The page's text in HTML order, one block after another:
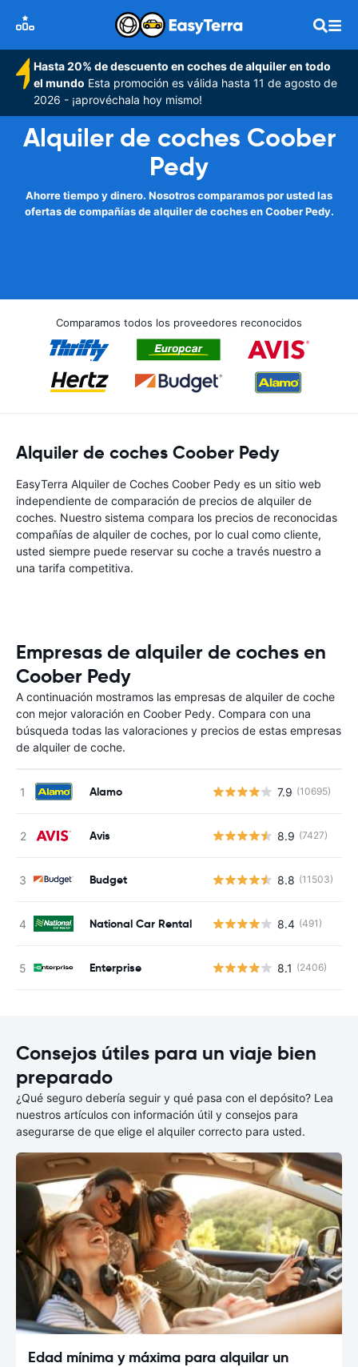
Hasta 20% de descuento en coches de alquiler en todo
el mundo Esta promoción es válida hasta 11 de agosto de
2026 - ¡aprovéchala hoy mismo!
Alquiler de coches Coober
Pedy
Ahorre tiempo y dinero. Nosotros comparamos por usted las
ofertas de compañías de alquiler de coches en Coober Pedy.
Comparamos todos los proveedores reconocidos
Alquiler de coches Coober Pedy
EasyTerra Alquiler de Coches Coober Pedy es un sitio web
independiente de comparación de precios de alquiler de
coches. Nuestro sistema compara los precios de reconocidas
compañías de alquiler de coches, por lo cual como cliente,
usted siempre puede reservar su coche a través nuestro a
una tarifa competitiva.
Empresas de alquiler de coches en
Coober Pedy
A continuación mostramos las empresas de alquiler de coche
con mejor valoración en Coober Pedy. Compara con una
búsqueda todas las valoraciones y precios de estas empresas
de alquiler de coche.
Alamo 7.9 (10695)
Avis 8.9 (7427)
Budget 8.8 (11503)
National Car Rental 8.4 (491)
Enterprise 8.1 (2406)
Consejos útiles para un viaje bien
preparado
¿Qué seguro debería seguir y qué pasa con el depósito? Lea
nuestros artículos con información útil y consejos para
asegurarse de que elige el alquiler correcto para usted.
Edad mínima y máxima para alquilar un